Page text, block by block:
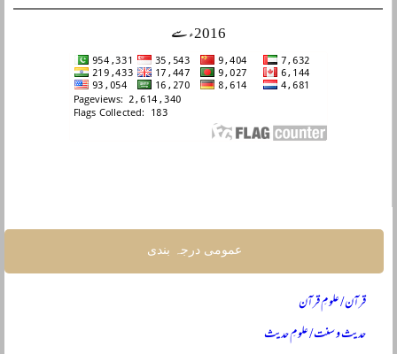
2016ء سے
عمومی درجہ بندی
قرآن / علومِ قرآن
حدیث و سنت / علومِ حدیث